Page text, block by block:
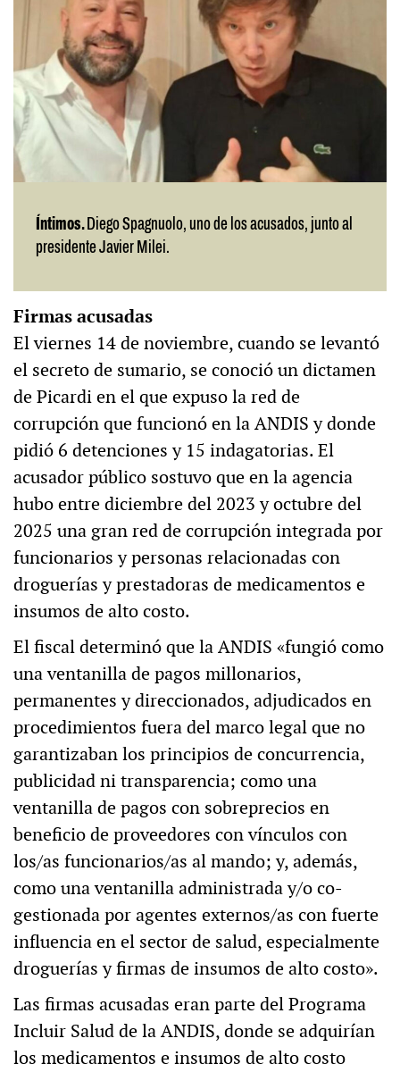
Íntimos. Diego Spagnuolo, uno de los acusados, junto al
presidente Javier Milei.
Firmas acusadas
El viernes 14 de noviembre, cuando se levantó
el secreto de sumario, se conoció un dictamen
de Picardi en el que expuso la red de
corrupción que funcionó en la ANDIS y donde
pidió 6 detenciones y 15 indagatorias. El
acusador público sostuvo que en la agencia
hubo entre diciembre del 2023 y octubre del
2025 una gran red de corrupción integrada por
funcionarios y personas relacionadas con
droguerías y prestadoras de medicamentos e
insumos de alto costo.
El fiscal determinó que la ANDIS «fungió como
una ventanilla de pagos millonarios,
permanentes y direccionados, adjudicados en
procedimientos fuera del marco legal que no
garantizaban los principios de concurrencia,
publicidad ni transparencia; como una
ventanilla de pagos con sobreprecios en
beneficio de proveedores con vínculos con
los/as funcionarios/as al mando; y, además,
como una ventanilla administrada y/o co-
gestionada por agentes externos/as con fuerte
influencia en el sector de salud, especialmente
droguerías y firmas de insumos de alto costo».
Las firmas acusadas eran parte del Programa
Incluir Salud de la ANDIS, donde se adquirían
los medicamentos e insumos de alto costo